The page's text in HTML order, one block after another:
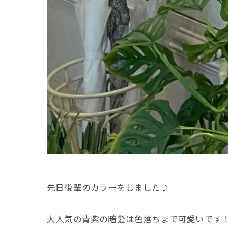
先日後輩のカラーをしました♪
大人気の青紫の暗髪は色落ちまで可愛いです